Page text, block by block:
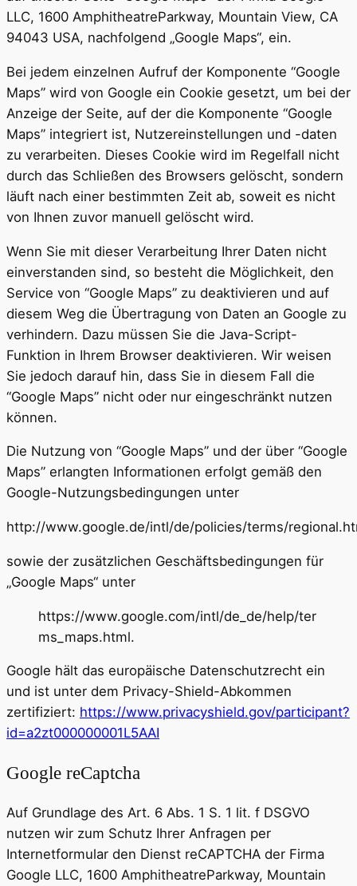
LLC, 1600 AmphitheatreParkway, Mountain View, CA
94043 USA, nachfolgend „Google Maps“, ein.
Bei jedem einzelnen Aufruf der Komponente “Google
Maps” wird von Google ein Cookie gesetzt, um bei der
Anzeige der Seite, auf der die Komponente “Google
Maps” integriert ist, Nutzereinstellungen und -daten
zu verarbeiten. Dieses Cookie wird im Regelfall nicht
durch das Schließen des Browsers gelöscht, sondern
läuft nach einer bestimmten Zeit ab, soweit es nicht
von Ihnen zuvor manuell gelöscht wird.
Wenn Sie mit dieser Verarbeitung Ihrer Daten nicht
einverstanden sind, so besteht die Möglichkeit, den
Service von “Google Maps” zu deaktivieren und auf
diesem Weg die Übertragung von Daten an Google zu
verhindern. Dazu müssen Sie die Java-Script-
Funktion in Ihrem Browser deaktivieren. Wir weisen
Sie jedoch darauf hin, dass Sie in diesem Fall die
“Google Maps” nicht oder nur eingeschränkt nutzen
können.
Die Nutzung von “Google Maps” und der über “Google
Maps” erlangten Informationen erfolgt gemäß den
Google-Nutzungsbedingungen unter
http://www.google.de/intl/de/policies/terms/
sowie der zusätzlichen Geschäftsbedingungen für
„Google Maps“ unter
https://www.google.com/intl/de_de/help/ter
ms_maps.html.
Google hält das europäische Datenschutzrecht ein
und ist unter dem Privacy-Shield-Abkommen
zertifiziert: https://www.privacyshield.gov/participant?
id=a2zt000000001L5AAI
Google reCaptcha
Auf Grundlage des Art. 6 Abs. 1 S. 1 lit. f DSGVO
nutzen wir zum Schutz Ihrer Anfragen per
Internetformular den Dienst reCAPTCHA der Firma
Google LLC, 1600 AmphitheatreParkway, Mountain